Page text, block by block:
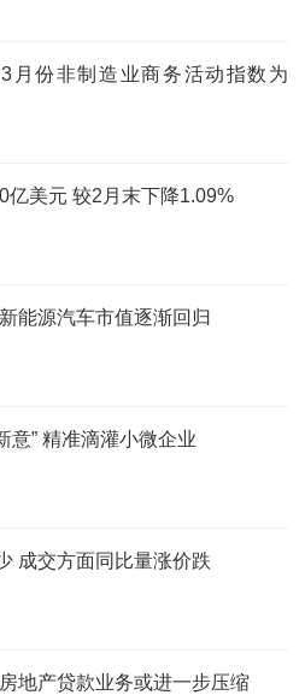
月份非制造业商务活动指数为
亿美元 较2月末下降1.09%
能源汽车市值逐渐回归
意” 精准滴灌小微企业
成交方面同比量涨价跌
地产贷款业务或进一步压缩